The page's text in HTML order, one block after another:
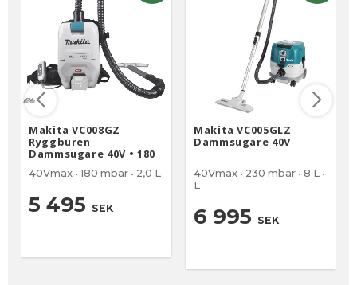
Makita VC008GZ
Ryggburen
Dammsugare 40V • 180
40Vmax • 180 mbar • 2,0 L
5 495 SEK
Makita VC005GLZ
Dammsugare 40V
40Vmax • 230 mbar • 8 L •
L
6 995 SEK